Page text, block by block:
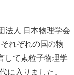
法⼈ ⽇本物理学会
れぞれの国の物
して素粒⼦物理学
に⼊りました。